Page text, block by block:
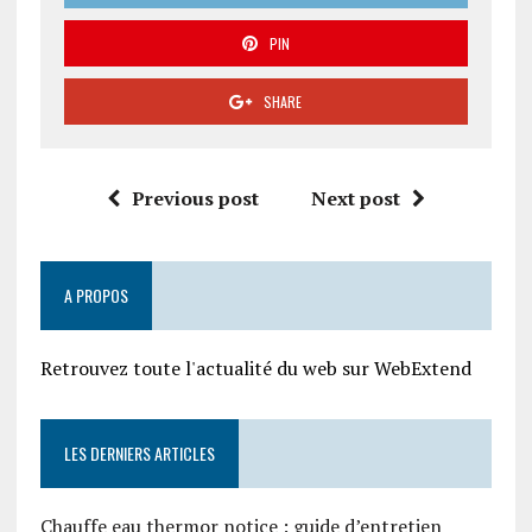
PIN
SHARE
Previous post Next post
A PROPOS
Retrouvez toute l'actualité du web sur WebExtend
LES DERNIERS ARTICLES
Chauffe eau thermor notice : guide d’entretien